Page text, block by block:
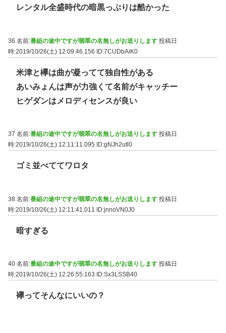
レンタル全盛時代の暗黒っぷりは酷かった
36 名前:番組の途中ですが翡翠の名無しがお送りします 投稿日
時:2019/10/26(土) 12:09:46.156 ID:7CUDbAiK0
米津と欅は曲が凝ってて独自性がある
あいみょんは声が力強くて名前がキャッチー
ヒゲダンはメロディセンスが良い
37 名前:番組の途中ですが翡翠の名無しがお送りします 投稿日
時:2019/10/26(土) 12:11:11.095
ID:gNJh2utl0
ゴミ並べててワロタ
38 名前:番組の途中ですが翡翠の名無しがお送りします 投稿日
時:2019/10/26(土) 12:11:41.011 ID:jnnoVN0J0
暗すぎる
40 名前:番組の途中ですが翡翠の名無しがお送りします 投稿日
時:2019/10/26(土) 12:26:55.163
ID:Sx3LSSB40
襷ってそんなにいいの？